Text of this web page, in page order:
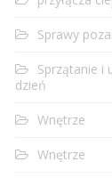
Sprawy
Sprzątanie i
dzień
Wnętrze
Wnętrze